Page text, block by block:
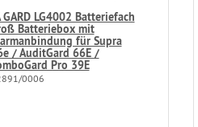
GARD LG4002 Batteriefach
Batteriebox mit
für Supra
/ AuditGard 66E /
Pro 39E
0006